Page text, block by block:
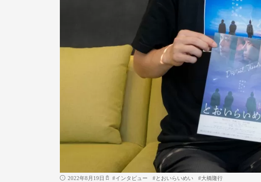
2022年8月19日 #インタビュー # とおいらいめい #大橋隆行